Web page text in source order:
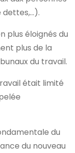
plus éloignés du
plus de la
du travail.
était limité
du
du nouveau